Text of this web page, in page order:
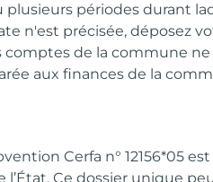
périodes durant
n'est précisée, déposez
de la commune ne
aux finances de la
Cerfa n° 12156*05
l’État. Ce dossier unique